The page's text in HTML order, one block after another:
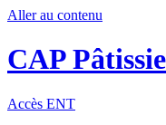
Aller au contenu
CAP
Accès ENT